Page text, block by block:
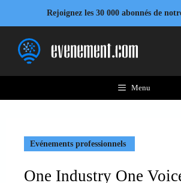
contenu
Rejoignez les 30 000 abonnés de
Menu
Evénements professionnels
One Industry One